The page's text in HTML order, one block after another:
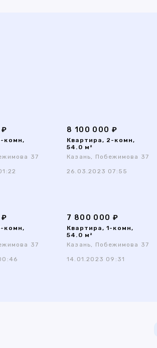
комн,
37
8 100 000 ₽
Квартира, 2-комн,
54.0 м²
Казань, Побежимова 37
26.03.2023 07:55
комн,
37
7 800 000 ₽
Квартира, 1-комн,
54.0 м²
Казань, Побежимова 37
14.01.2023 09:31